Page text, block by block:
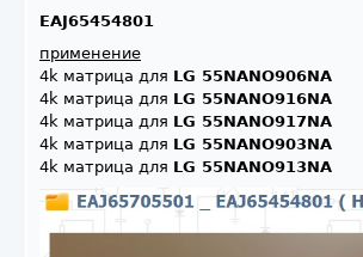
EAJ65454801
применение
4k матрица для LG 55NANO906NA
4k матрица для LG 55NANO916NA
4k матрица для LG 55NANO917NA
4k матрица для LG 55NANO903NA
4k матрица для LG 55NANO913NA